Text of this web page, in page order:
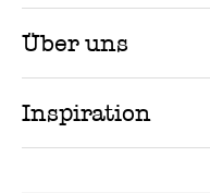
Über uns
Inspiration